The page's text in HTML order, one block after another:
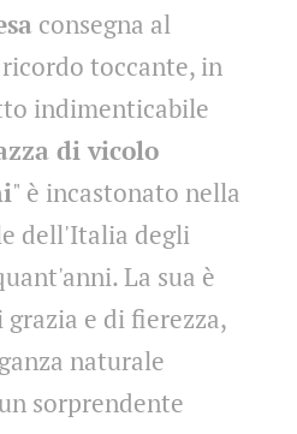
consegna al
toccante, in
indimenticabile
di vicolo
" è incastonato nella
dell'Italia degli
La sua è
e di fierezza,
naturale
sorprendente